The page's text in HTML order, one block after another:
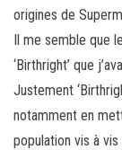
origines de
Il me semble que
‘Birthright’ que
Justement
notamment en
population vis à